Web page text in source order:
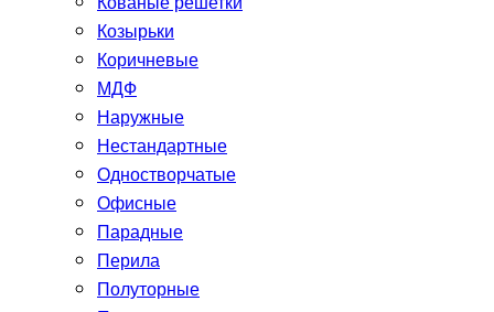
Козырьки
Коричневые
МДФ
Наружные
Нестандартные
Одностворчатые
Офисные
Парадные
Перила
Полуторные